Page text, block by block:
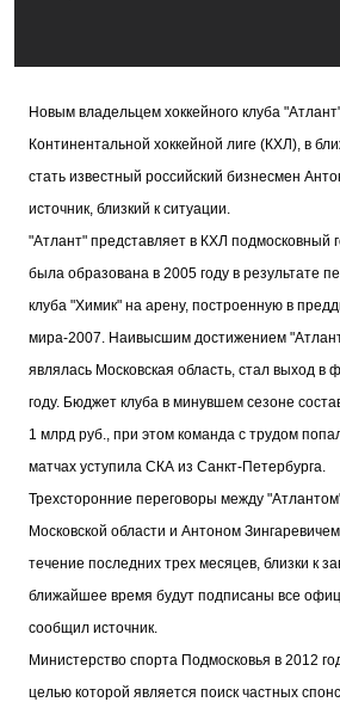
Новым владельцем хоккейного клуба
Континентальной хоккейной лиге (КХЛ), в
стать известный российский бизнесмен
источник, близкий к ситуации.
"Атлант" представляет в КХЛ
была образована в 2005 году в результате
клуба "Химик" на арену, построенную в
мира-2007. Наивысшим достижением
являлась Московская область, стал выход в
году. Бюджет клуба в минувшем сезоне
1 млрд руб., при этом команда с трудом
матчах уступила СКА из Санкт-Петербурга.
Трехсторонние переговоры между
Московской области и Антоном
течение последних трех месяцев, близки к
ближайшее время будут подписаны все
сообщил источник.
Министерство спорта Подмосковья в 2012
целью которой является поиск частных